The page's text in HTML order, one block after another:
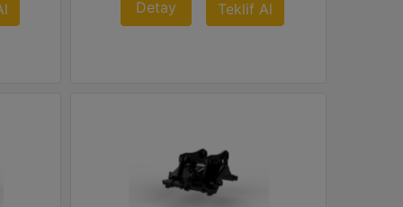
Detay Teklif Al